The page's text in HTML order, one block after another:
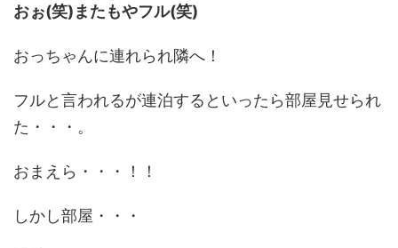
おぉ(笑)またもやフル(笑)
おっちゃんに連れられ隣へ！
フルと言われるが連泊するといったら部屋見せられ
た・・・。
おまえら・・・！！
しかし部屋・・・